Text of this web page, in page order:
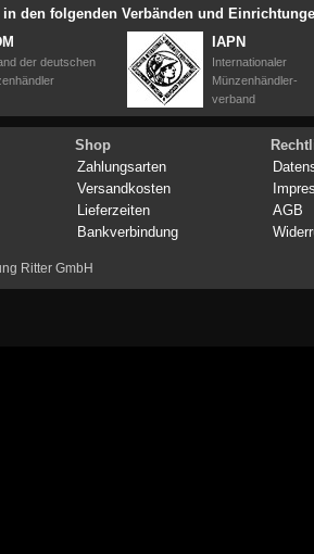
den folgenden Verbänden und
der deutschen
IAPN
Internationaler
Münzenhändler-
verband
Shop
Zahlungsarten
Versandkosten
Lieferzeiten
Bankverbindung
AGB
Ritter GmbH